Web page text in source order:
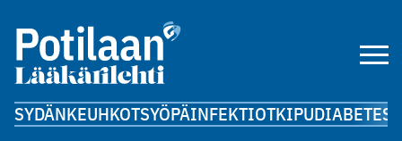
SYDÄNKEUHKOTSYÖPÄINFEKTIOTKIPUDIABETES